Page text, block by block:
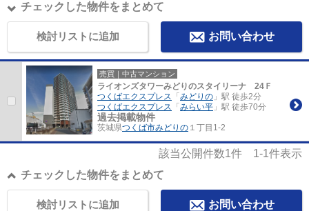
チェックした物件をまとめて
検討リストに追加 お問い合わせ
売買｜中古マンション
ライオンズタワーみどりのスタイリーナ 24Ｆ
つくばエクスプレス 「 みどりの 」駅 徒歩2分
つくばエクスプレス 「 みらい平 」駅 徒歩70分
過去掲載物件
茨城県つくば市みどりの １丁目1-2
該当公開件数1件 1-1件表示
チェックした物件をまとめて
お問い合わせ
検討リストに追加